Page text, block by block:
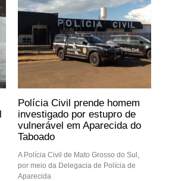
Polícia Civil prende homem
investigado por estupro de
vulnerável em Aparecida do
Taboado
A Polícia Civil de Mato Grosso do Sul,
por meio da Delegacia de Polícia de
Aparecida